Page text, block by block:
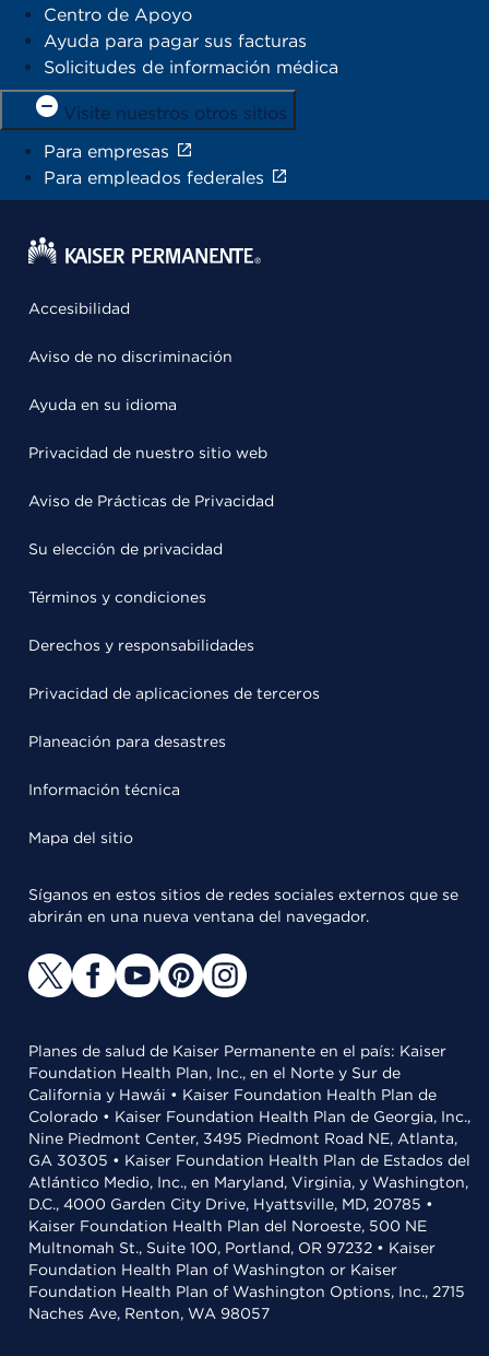
Centro de Apoyo
Ayuda para pagar sus facturas
Solicitudes de información médica
Visite nuestros otros sitios
Para empresas
Para empleados federales
Accesibilidad
Aviso de no discriminación
Ayuda en su idioma
Privacidad de nuestro sitio web
Aviso de Prácticas de Privacidad
Su elección de privacidad
Términos y condiciones
Derechos y responsabilidades
Privacidad de aplicaciones de terceros
Planeación para desastres
Información técnica
Mapa del sitio
Síganos en estos sitios de redes sociales externos que se
abrirán en una nueva ventana del navegador.
Planes de salud de Kaiser Permanente en el país: Kaiser
Foundation Health Plan, Inc., en el Norte y Sur de
California y Hawái • Kaiser Foundation Health Plan de
Colorado • Kaiser Foundation Health Plan de Georgia, Inc.,
Nine Piedmont Center, 3495 Piedmont Road NE, Atlanta,
GA 30305 • Kaiser Foundation Health Plan de Estados del
Atlántico Medio, Inc., en Maryland, Virginia, y Washington,
D.C., 4000 Garden City Drive, Hyattsville, MD, 20785 •
Kaiser Foundation Health Plan del Noroeste, 500 NE
Multnomah St., Suite 100, Portland, OR 97232 • Kaiser
Foundation Health Plan of Washington or Kaiser
Foundation Health Plan of Washington Options, Inc., 2715
Naches Ave, Renton, WA 98057